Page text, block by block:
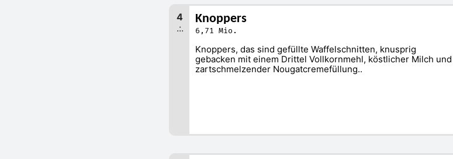
.:.
4 Knoppers
6,71 Mio.
Knoppers, das sind gefüllte Waffelschnitten, knusprig
gebacken mit einem Drittel Vollkornmehl, köstlicher Milch und
zartschmelzender Nougatcremefüllung..